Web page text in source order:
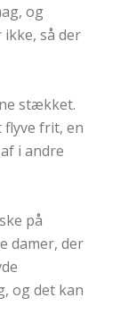
og
så der
stækket.
frit, en
i andre
på
damer, der
og det kan